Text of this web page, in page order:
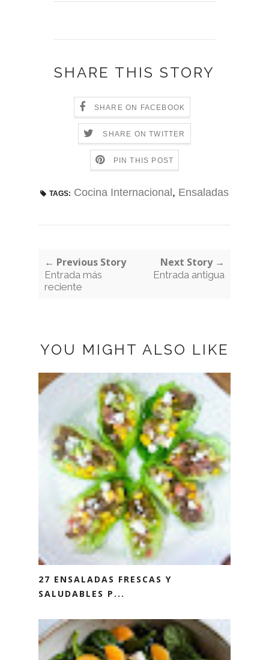
SHARE THIS STORY
SHARE ON FACEBOOK
SHARE ON TWITTER
PIN THIS POST
TAGS: Cocina Internacional, Ensaladas
← Previous Story
Entrada más
reciente
Next Story →
Entrada antigua
YOU MIGHT ALSO LIKE
27 ENSALADAS FRESCAS Y
SALUDABLES P...